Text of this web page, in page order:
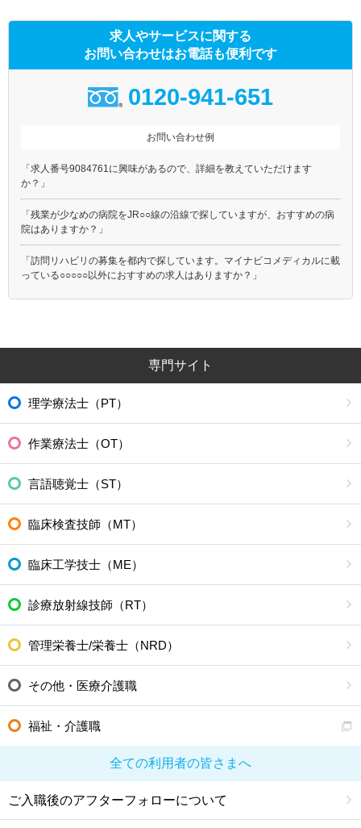
求人やサービスに関する
お問い合わせはお電話も便利です
0120-941-651
お問い合わせ例
「求人番号9084761に興味があるので、詳細を教えていただけます
か？」
「残業が少なめの病院をJR○○線の沿線で探していますが、おすすめの病
院はありますか？」
「訪問リハビリの募集を都内で探しています。マイナビコメディカルに載
っている○○○○○以外におすすめの求人はありますか？」
専門サイト
理学療法士（PT）
作業療法士（OT）
言語聴覚士（ST）
臨床検査技師（MT）
臨床工学技士（ME）
診療放射線技師（RT）
管理栄養士/栄養士（NRD）
その他・医療介護職
福祉・介護職
全ての利用者の皆さまへ
ご入職後のアフターフォローについて